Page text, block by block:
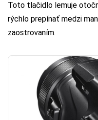
Toto tlačidlo lemuje
rýchlo prepínať medzi
zaostrovaním.